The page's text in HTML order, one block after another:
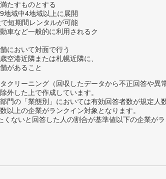
たすものとする
地域中4地域以上に展開
短期間レンタルが可能
車など一般的に利用されるク
において対面で行う
空港近隣または札幌近隣に、
があること
リーニング（回収したデータから不正回答や異
した上で作成しています。
門の「業態別」においては有効回答者数が規定人
以上の企業がランクイン対象となります。
ないと回答した人の割合が基準値以下の企業がラ